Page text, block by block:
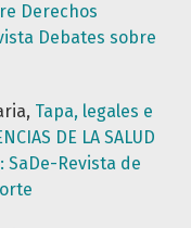
Derechos
Debates sobre
Tapa, legales e
DE LA SALUD
SaDe-Revista de